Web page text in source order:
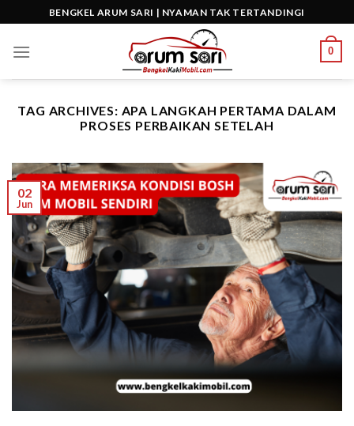
to
content
BENGKEL ARUM SARI | NYAMAN TAK TERTANDINGI
0
TAG ARCHIVES: APA LANGKAH PERTAMA DALAM
PROSES PERBAIKAN SETELAH
02
Jun